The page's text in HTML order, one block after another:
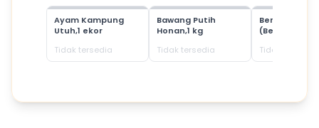
Ayam Kampung
Utuh,1 ekor
Tidak tersedia
Bawang Putih
Honan,1 kg
Tidak tersedia
Beras
(Beras SPHP)
Tidak tersedia